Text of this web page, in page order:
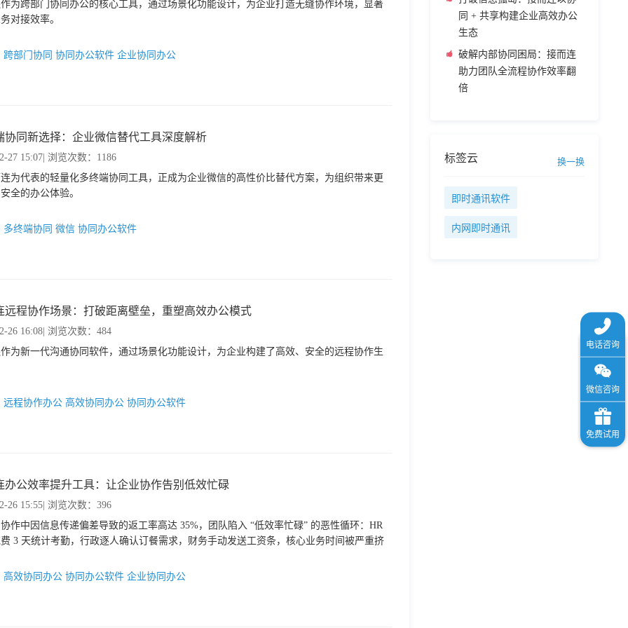
为跨部门协同办公的核心工具，通过场景化功能设计，为企业打造无缝协作环境，显著
对接效率。
跨部门协同 协同办公软件 企业协同办公
协同新选择：企业微信替代工具深度解析
27 15:07 | 浏览次数：1186
为代表的轻量化多终端协同工具，正成为企业微信的高性价比替代方案，为组织带来更
全的办公体验。
多终端协同 微信 协同办公软件
远程协作场景：打破距离壁垒，重塑高效办公模式
26 16:08 | 浏览次数：484
为新一代沟通协同软件，通过场景化功能设计，为企业构建了高效、安全的远程协作生
远程协作办公 高效协同办公 协同办公软件
办公效率提升工具：让企业协作告别低效忙碌
26 15:55 | 浏览次数：396
作中因信息传递偏差导致的返工率高达 35%，团队陷入 “低效率忙碌” 的恶性循环：HR
3 天统计考勤，行政逐人确认订餐需求，财务手动发送工资条，核心业务时间被严重挤
高效协同办公 协同办公软件 企业协同办公
同 + 共享构建企业高效办公
生态
破解内部协同困局：接而连
助力团队全流程协作效率翻
倍
标签云 换一换
即时通讯软件
内网即时通讯